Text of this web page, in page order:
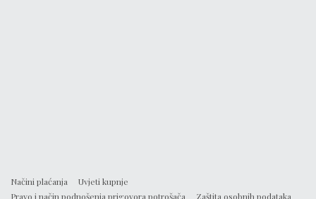
Načini plaćanja
Uvjeti kupnje
Pravo i način podnošenja prigovora potrošača
Zaštita osobnih podataka